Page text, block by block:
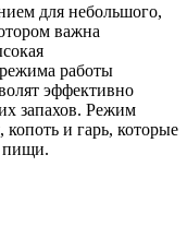
для небольшого,
важна
работы
эффективно
запахов. Режим
копоть и гарь, которые
пищи.